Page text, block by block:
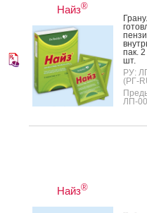
Найз®
пак.
шт.
РУ:
(РГ-
ЛП-
Найз®